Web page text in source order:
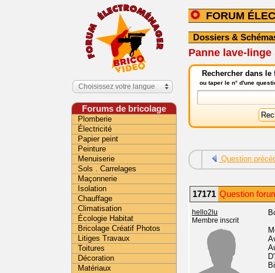
FORUM
Dossiers &
Panne lave-
Rechercher dans
ou taper le n° d'une
Question
17171 Question
hello2lu
Membre inscrit
Choisissez votre langue
Forums de bricolage
Plomberie
Électricité
Papier peint
Peinture
Menuiserie
Sols . Carrelages
Maçonnerie
Isolation
Chauffage
Climatisation
Écologie Habitat
Bricolage Créatif Photos
Litiges Travaux
Toitures
Décoration
Matériaux